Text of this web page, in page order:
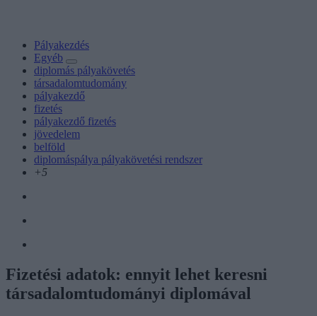
Pályakezdés
Egyéb
diplomás pályakövetés
társadalomtudomány
pályakezdő
fizetés
pályakezdő fizetés
jövedelem
belföld
diplomáspálya pályakövetési rendszer
+5
Fizetési adatok: ennyit lehet keresni
társadalomtudományi diplomával